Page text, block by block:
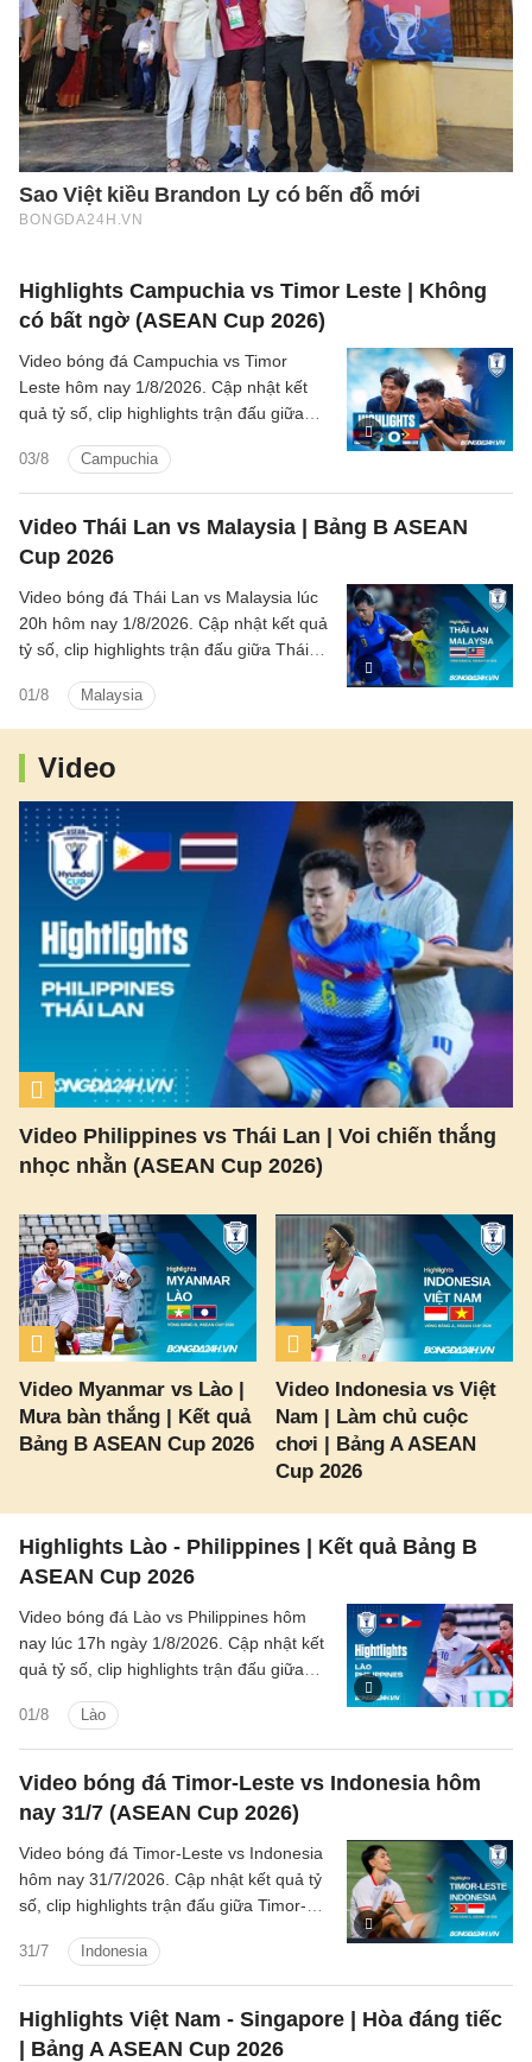
Highlights Campuchia vs Timor Leste | Không
có bất ngờ (ASEAN Cup 2026)
03/8 Campuchia
Video bóng đá Campuchia vs Timor
Leste hôm nay 1/8/2026. Cập nhật kết
quả tỷ số, clip highlights trận đấu giữa
ASEAN Cup 2026).
Video Thái Lan vs Malaysia | Bảng B ASEAN
Cup 2026
01/8 Malaysia
Video bóng đá Thái Lan vs Malaysia lúc
20h hôm nay 1/8/2026. Cập nhật kết quả
tỷ số, clip highlights trận đấu giữa Thái
2026).
Video
Video Philippines vs Thái Lan | Voi chiến thắng
nhọc nhằn (ASEAN Cup 2026)
Video Myanmar vs Lào |
Mưa bàn thắng | Kết quả
Bảng B ASEAN Cup 2026
Video Indonesia vs Việt
Nam | Làm chủ cuộc
chơi | Bảng A ASEAN
Cup 2026
Highlights Lào - Philippines | Kết quả Bảng B
ASEAN Cup 2026
01/8 Lào
Video bóng đá Lào vs Philippines hôm
nay lúc 17h ngày 1/8/2026. Cập nhật kết
quả tỷ số, clip highlights trận đấu giữa
2026).
Video bóng đá Timor-Leste vs Indonesia hôm
nay 31/7 (ASEAN Cup 2026)
31/7 Indonesia
Video bóng đá Timor-Leste vs Indonesia
hôm nay 31/7/2026. Cập nhật kết quả tỷ
số, clip highlights trận đấu giữa Timor-
2026).
Highlights Việt Nam - Singapore | Hòa đáng tiếc
| Bảng A ASEAN Cup 2026